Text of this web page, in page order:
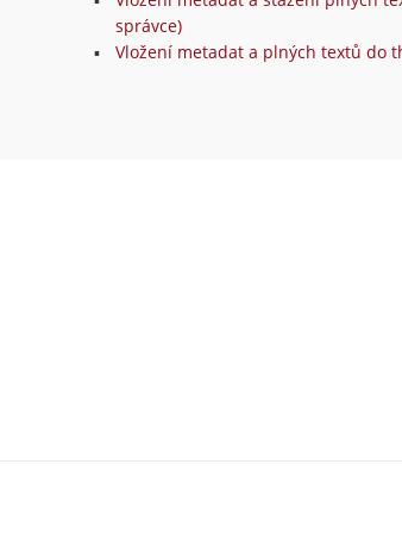
správce)
Vložení metadat a plných textů do